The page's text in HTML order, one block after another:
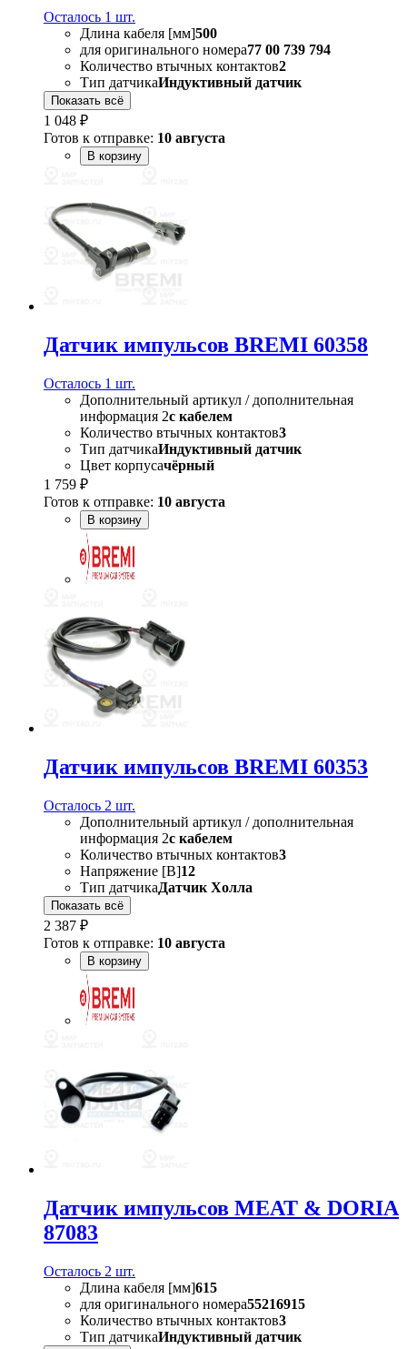
Осталось 1 шт.
Длина кабеля [мм]500
для оригинального номера77 00 739 794
Количество втычных контактов2
Тип датчикаИндуктивный датчик
Показать всё
1 048 ₽
Готов к отправке: 10 августа
В корзину
Датчик импульсов BREMI 60358
Осталось 1 шт.
Дополнительный артикул / дополнительная
информация 2с кабелем
Количество втычных контактов3
Тип датчикаИндуктивный датчик
Цвет корпусачёрный
1 759 ₽
Готов к отправке: 10 августа
В корзину
Датчик импульсов BREMI 60353
Осталось 2 шт.
Дополнительный артикул / дополнительная
информация 2с кабелем
Количество втычных контактов3
Напряжение [В]12
Тип датчикаДатчик Холла
Показать всё
2 387 ₽
Готов к отправке: 10 августа
В корзину
Датчик импульсов MEAT & DORIA
87083
Осталось 2 шт.
Длина кабеля [мм]615
для оригинального номера55216915
Количество втычных контактов3
Тип датчикаИндуктивный датчик